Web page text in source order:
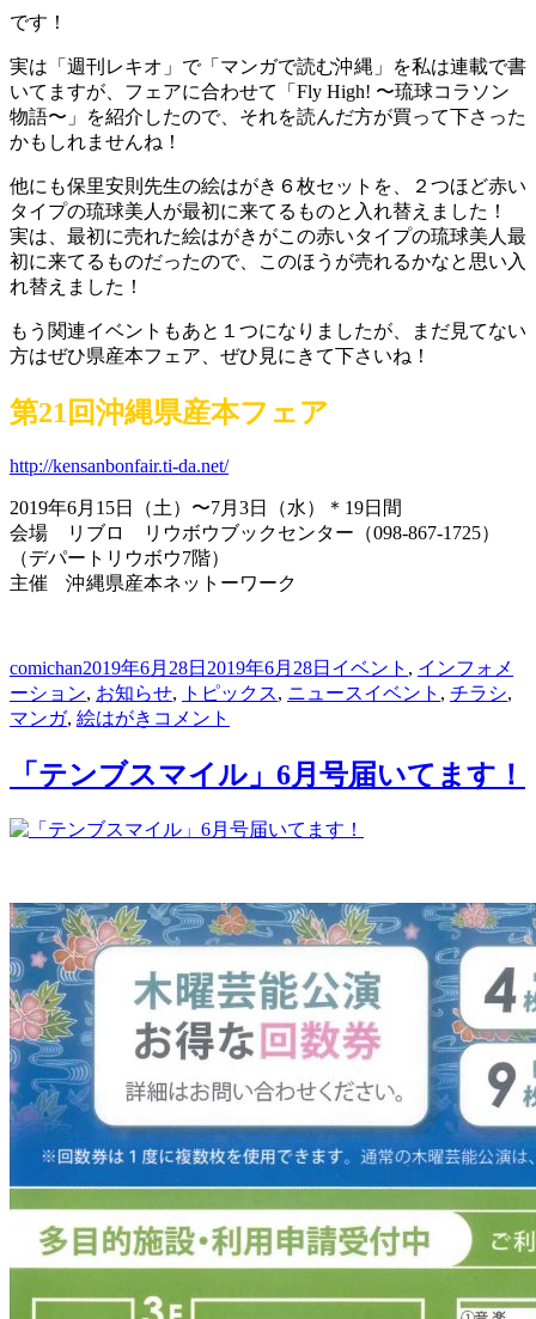
です！
実は「週刊レキオ」で「マンガで読む沖縄」を私は連載で書
いてますが、フェアに合わせて「Fly High! 〜琉球コラソン
物語〜」を紹介したので、それを読んだ方が買って下さった
かもしれませんね！
他にも保里安則先生の絵はがき６枚セットを、２つほど赤い
タイプの琉球美人が最初に来てるものと入れ替えました！
実は、最初に売れた絵はがきがこの赤いタイプの琉球美人最
初に来てるものだったので、このほうが売れるかなと思い入
れ替えました！
もう関連イベントもあと１つになりましたが、まだ見てない
方はぜひ県産本フェア、ぜひ見にきて下さいね！
第21回沖縄県産本フェア
http://kensanbonfair.ti-da.net/
2019年6月15日（土）〜7月3日（水）＊19日間
会場 リブロ リウボウブックセンター（098-867-1725）
（デパートリウボウ7階）
主催 沖縄県産本ネットーワーク
投
稿
者
comichan投
稿
日:
2019年6月28日 2019年6月28日 カ
テ
ー
イベント , インフォメ
ーション, お知らせ, トピックス, ニュースタ
イベント , チラシ,
マンガ, 絵はがき 開
中〜
７
月
３
ま
で！
「第
21
回
沖
縄
県
本
フ
ェ
ア」
「Fly
High!
琉
コメント
「テンブスマイル」6月号届いてます！